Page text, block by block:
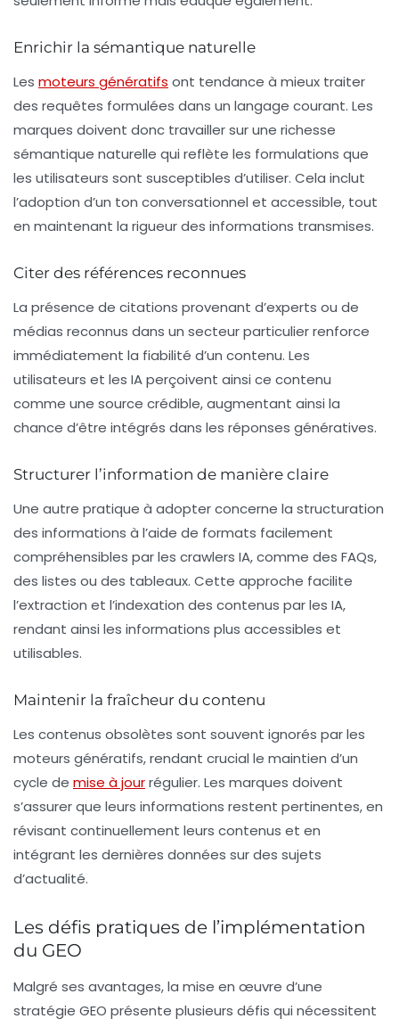
Enrichir la sémantique naturelle
Les moteurs génératifs ont tendance à mieux traiter
des requêtes formulées dans un langage courant. Les
marques doivent donc travailler sur une richesse
sémantique naturelle qui reflète les formulations que
les utilisateurs sont susceptibles d’utiliser. Cela inclut
l’adoption d’un ton conversationnel et accessible, tout
en maintenant la rigueur des informations transmises.
Citer des références reconnues
La présence de citations provenant d’experts ou de
médias reconnus dans un secteur particulier renforce
immédiatement la fiabilité d’un contenu. Les
utilisateurs et les IA perçoivent ainsi ce contenu
comme une source crédible, augmentant ainsi la
chance d’être intégrés dans les réponses génératives.
Structurer l’information de manière claire
Une autre pratique à adopter concerne la structuration
des informations à l’aide de formats facilement
compréhensibles par les crawlers IA, comme des FAQs,
des listes ou des tableaux. Cette approche facilite
l’extraction et l’indexation des contenus par les IA,
rendant ainsi les informations plus accessibles et
utilisables.
Maintenir la fraîcheur du contenu
Les contenus obsolètes sont souvent ignorés par les
moteurs génératifs, rendant crucial le maintien d’un
cycle de mise à jourrégulier. Les marques doivent
s’assurer que leurs informations restent pertinentes, en
révisant continuellement leurs contenus et en
intégrant les dernières données sur des sujets
d’actualité.
Les défis pratiques de l’implémentation
du GEO
Malgré ses avantages, la mise en œuvre d’une
stratégie GEO présente plusieurs défis qui nécessitent